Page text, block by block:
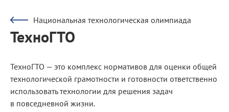
Национальная технологическая олимпиада
ТехноГТО
ТехноГТО — это комплекс нормативов для оценки общей
технологической грамотности и готовности ответственно
использовать технологии для решения задач
в повседневной жизни.